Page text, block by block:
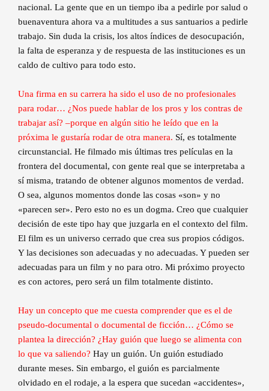
nacional. La gente que en un tiempo iba a pedirle por salud o
buenaventura ahora va a multitudes a sus santuarios a pedirle
trabajo. Sin duda la crisis, los altos índices de desocupación,
la falta de esperanza y de respuesta de las instituciones es un
caldo de cultivo para todo esto.
Una firma en su carrera ha sido el uso de no profesionales
para rodar… ¿Nos puede hablar de los pros y los contras de
trabajar así? –porque en algún sitio he leído que en la
próxima le gustaría rodar de otra manera. Sí, es totalmente
circunstancial. He filmado mis últimas tres películas en la
frontera del documental, con gente real que se interpretaba a
sí misma, tratando de obtener algunos momentos de verdad.
O sea, algunos momentos donde las cosas «son» y no
«parecen ser». Pero esto no es un dogma. Creo que cualquier
decisión de este tipo hay que juzgarla en el contexto del film.
El film es un universo cerrado que crea sus propios códigos.
Y las decisiones son adecuadas y no adecuadas. Y pueden ser
adecuadas para un film y no para otro. Mi próximo proyecto
es con actores, pero será un film totalmente distinto.
Hay un concepto que me cuesta comprender que es el de
pseudo-documental o documental de ficción… ¿Cómo se
plantea la dirección? ¿Hay guión que luego se alimenta con
lo que va saliendo? Hay un guión. Un guión estudiado
durante meses. Sin embargo, el guión es parcialmente
olvidado en el rodaje, a la espera que sucedan «accidentes»,